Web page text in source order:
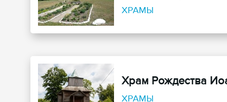
ХРАМЫ
Храм Рождества
ХРАМЫ